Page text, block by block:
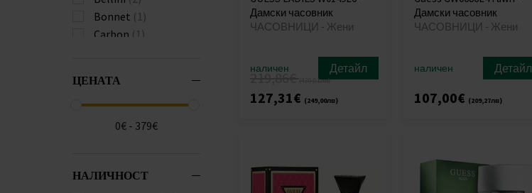
Bonnet (1)
Carbon (1)
Chandler
Charlotte(4)
Chelsea (2)
Classic(1)
ЦЕНАТА
0€ - 379€
НАЛИЧНОСТ
Дамски часовник
ЧАСОВНИЦИ - Жени
наличен Детайл
219,86€ (430,01лв)
127,31€ (249,00лв)
Дамски часовник
ЧАСОВНИЦИ - Жени
наличен Детайл
107,00€ (209,27лв)